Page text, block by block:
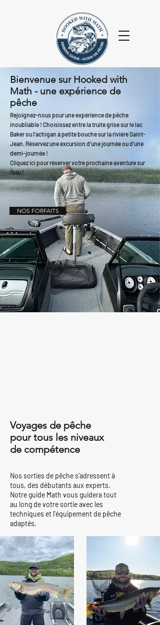
Bienvenue sur Hooked with
Math - une expérience de
pêche
Rejoignez-nous pour une expérience de pêche
inoubliable ! Choisissez entre la truite grise sur le lac
Baker ou l'achigan à petite bouche sur la rivière Saint-
Jean. Réservez une excursion d'une journée ou d'une
demi-journée !
Cliquez ici pour réserver votre prochaine aventuresur
l'eau !
NOS FORFAITS
Voyages de pêche
pour tous les niveaux
de compétence
Nos sorties de pêche s'adressent à
tous, des débutants aux experts.
Notre guide Math vous guidera tout
au long de votre sortie avec les
techniques et l'équipement de pêche
adaptés.